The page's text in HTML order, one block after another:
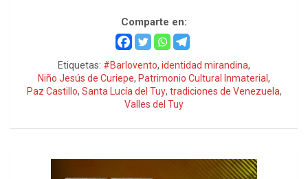
Comparte en:
Etiquetas: #Barlovento, identidad mirandina,
Niño Jesús de Curiepe, Patrimonio Cultural Inmaterial ,
Paz Castillo, Santa Lucía del Tuy, tradiciones de Venezuela,
Valles del Tuy